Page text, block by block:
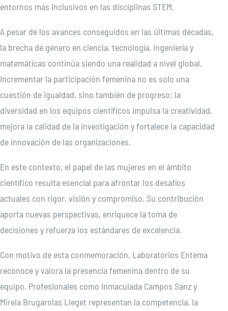
entornos más inclusivos en las disciplinas STEM.
A pesar de los avances conseguidos en las últimas décadas,
la brecha de género en ciencia, tecnología, ingeniería y
matemáticas continúa siendo una realidad a nivel global.
Incrementar la participación femenina no es solo una
cuestión de igualdad, sino también de progreso: la
diversidad en los equipos científicos impulsa la creatividad,
mejora la calidad de la investigación y fortalece la capacidad
de innovación de las organizaciones.
En este contexto, el papel de las mujeres en el ámbito
científico resulta esencial para afrontar los desafíos
actuales con rigor, visión y compromiso. Su contribución
aporta nuevas perspectivas, enriquece la toma de
decisiones y refuerza los estándares de excelencia.
Con motivo de esta conmemoración, Laboratorios Entema
reconoce y valora la presencia femenina dentro de su
equipo. Profesionales como Inmaculada Campos Sanz y
Mireia Brugarolas Lleget representan la competencia, la